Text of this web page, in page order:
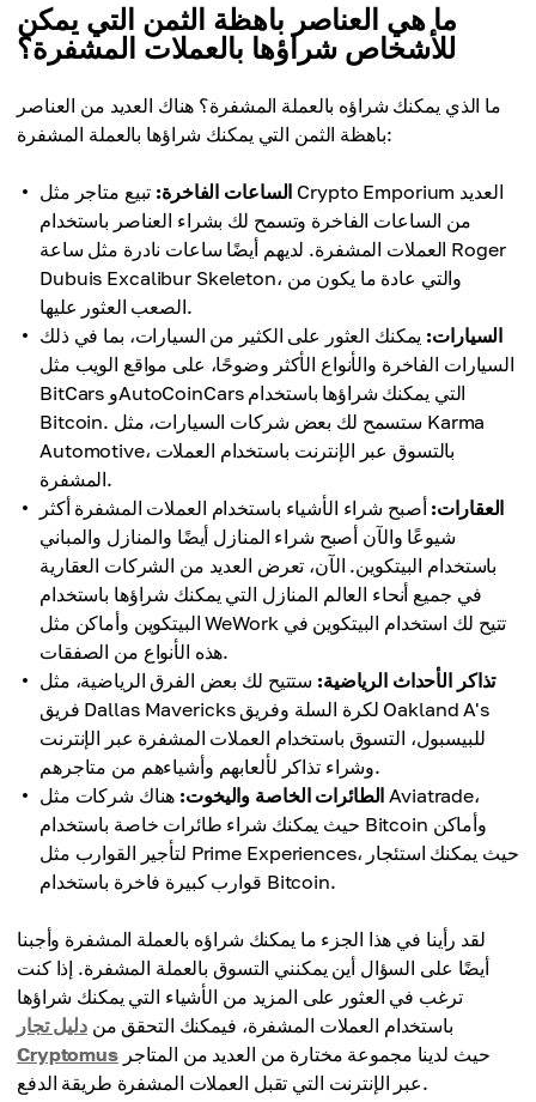
ما هي العناصر باهظة الثمن التي يمكن
للأشخاص شراؤها بالعملات المشفرة؟
ما الذي يمكنك شراؤه بالعملة المشفرة؟ هناك العديد من العناصر
باهظة الثمن التي يمكنك شراؤها بالعملة المشفرة:
الساعات الفاخرة: تبيع متاجر مثل Crypto Emporium العديد
من الساعات الفاخرة وتسمح لك بشراء العناصر باستخدام
العملات المشفرة. لديهم أيضًا ساعات نادرة مثل ساعة Roger
Dubuis Excalibur Skeleton، والتي عادة ما يكون من
الصعب العثور عليها.
السيارات: يمكنك العثور على الكثير من السيارات، بما في ذلك
السيارات الفاخرة والأنواع الأكثر وضوحًا، على مواقع الويب مثل
BitCars وAutoCoinCars التي يمكنك شراؤها باستخدام
Bitcoin. ستسمح لك بعض شركات السيارات، مثل Karma
Automotive، بالتسوق عبر الإنترنت باستخدام العملات
المشفرة.
العقارات: أصبح شراء الأشياء باستخدام العملات المشفرة أكثر
شيوعًا والآن أصبح شراء المنازل أيضًا والمنازل والمباني
باستخدام البيتكوين. الآن، تعرض العديد من الشركات العقارية
في جميع أنحاء العالم المنازل التي يمكنك شراؤها باستخدام
البيتكوين وأماكن مثل WeWork تتيح لك استخدام البيتكوين في
هذه الأنواع من الصفقات.
تذاكر الأحداث الرياضية: ستتيح لك بعض الفرق الرياضية، مثل
فريق Dallas Mavericks لكرة السلة وفريق Oakland A's
للبيسبول، التسوق باستخدام العملات المشفرة عبر الإنترنت
وشراء تذاكر لألعابهم وأشياءهم من متاجرهم.
الطائرات الخاصة واليخوت: هناك شركات مثل Aviatrade،
حيث يمكنك شراء طائرات خاصة باستخدام Bitcoin وأماكن
لتأجير القوارب مثل Prime Experiences، حيث يمكنك استئجار
قوارب كبيرة فاخرة باستخدام Bitcoin.
لقد رأينا في هذا الجزء ما يمكنك شراؤه بالعملة المشفرة وأجبنا
أيضًا على السؤال أين يمكنني التسوق بالعملة المشفرة. إذا كنت
ترغب في العثور على المزيد من الأشياء التي يمكنك شراؤها
باستخدام العملات المشفرة، فيمكنك التحقق مندليل تجار
Cryptomusحيث لدينا مجموعة مختارة من العديد من المتاجر
عبر الإنترنت التي تقبل العملات المشفرة طريقة الدفع.